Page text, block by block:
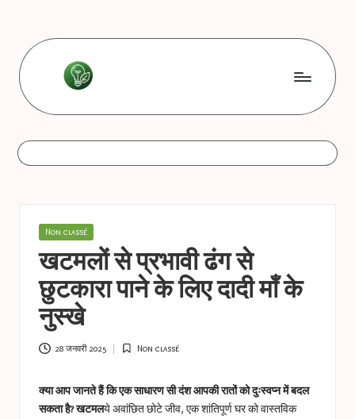
content
L
e
s
o
n
n
e
s
a
s
astuces
Posted
Non classé
खटमलों से प्रभावी ढंग से
छुटकारा पाने के लिए दादी माँ के
नुस्खे
28 जनवरी 2025
Posted
Non classé
क्या आप जानते हैं कि एक साधारण सी दंश आपकी रातों को दुःस्वप्न में बदल
सकता है?खटमलये अवांछित छोटे जीव, एक शांतिपूर्ण घर को वास्तविक